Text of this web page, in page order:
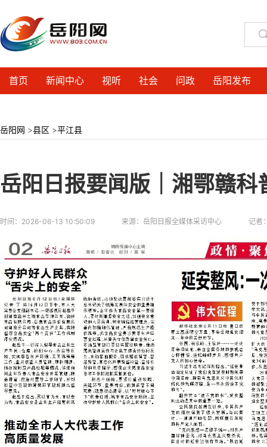
首页 新闻中心 视听 社会 问政 岳阳发布
岳阳网 >县区 >平江县
岳阳日报要闻版｜湘鄂赣科
时间： 2026-06-13 10:50:09 来源： 岳阳日报全媒体采访中心 记者